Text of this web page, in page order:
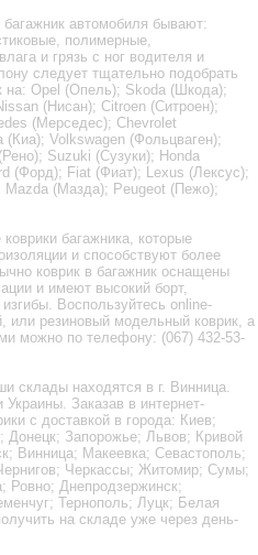
автомобиля бывают:
полимерные,
и грязь с ног водителя и
следует тщательно подобрать
на: Opel (Опель); Skoda (Шкода);
(Нисан); Citroen (Ситроен);
(Мерседес); Chevrolet
Volkswagen (Фольцваген);
Suzuki (Сузуки); Honda
(Форд); Fiat (Фиат); Lexus (Лексус);
Mazda (Мазда); Peugeot (Пежо);
багажника, которые
и способствуют более
коврик в багажник оснащены
и имеют высокий борт,
Воспользуйтесь online-
или резиновый модельный коврик, а
можно по телефону: (067) 432-53-
склады находятся в г. Винница.
Заказав в интернет-
с доставкой в города: Киев;
Донецк; Запорожье; Львов; Кривой
Винница; Макеевка; Севастополь;
Черкассы; Житомир; Сумы;
Ровно; Днепродзержинск;
Тернополь; Луцк; Белая
на складе уже через день-